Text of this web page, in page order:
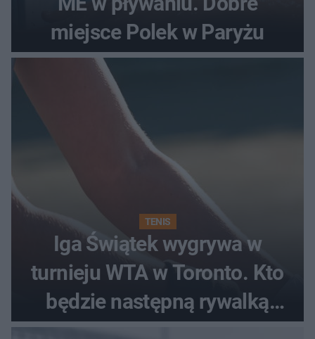
miejsce Polek w Paryżu
TENIS
Iga Świątek wygrywa w
turnieju WTA w Toronto. Kto
będzie następną rywalką